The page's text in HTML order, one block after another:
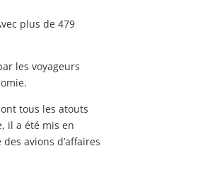
plus de 479
les voyageurs
tous les atouts
il a été mis en
avions d’affaires